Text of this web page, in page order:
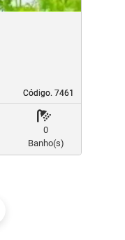
Código. 7461
Código. 7461
0
Banho(s)